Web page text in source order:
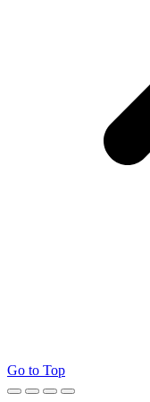
Go to Top